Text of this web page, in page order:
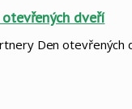
dveří
Den